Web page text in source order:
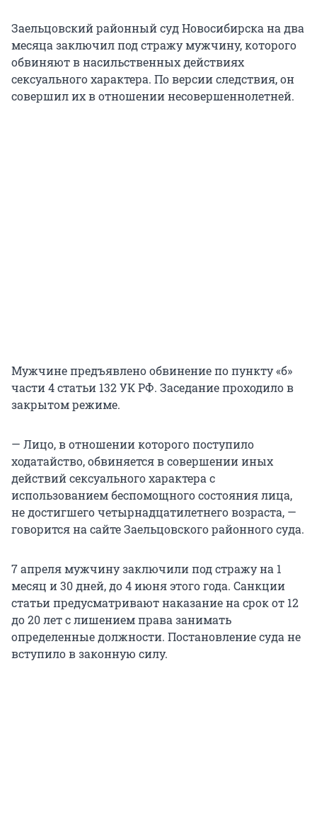
Заельцовский районный суд Новосибирска на два
месяца заключил под стражу мужчину, которого
обвиняют в насильственных действиях
сексуального характера. По версии следствия, он
совершил их в отношении несовершеннолетней.
Мужчине предъявлено обвинение по пункту «б»
части 4 статьи 132 УК РФ. Заседание проходило в
закрытом режиме.
— Лицо, в отношении которого поступило
ходатайство, обвиняется в совершении иных
действий сексуального характера с
использованием беспомощного состояния лица,
не достигшего четырнадцатилетнего возраста, —
говорится на сайте Заельцовского районного суда.
7 апреля мужчину заключили под стражу на 1
месяц и 30 дней, до 4 июня этого года. Санкции
статьи предусматривают наказание на срок от 12
до 20 лет с лишением права занимать
определенные должности. Постановление суда не
вступило в законную силу.